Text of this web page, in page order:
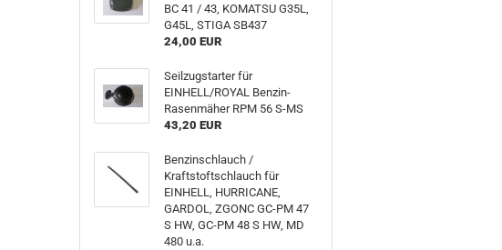
BC 41 / 43, KOMATSU G35L,
G45L, STIGA SB437
24,00 EUR
Seilzugstarter für
EINHELL/ROYAL Benzin-
Rasenmäher RPM 56 S-MS
43,20 EUR
Benzinschlauch /
Kraftstoftschlauch für
EINHELL, HURRICANE,
GARDOL, ZGONC GC-PM 47
S HW, GC-PM 48 S HW, MD
480 u.a.